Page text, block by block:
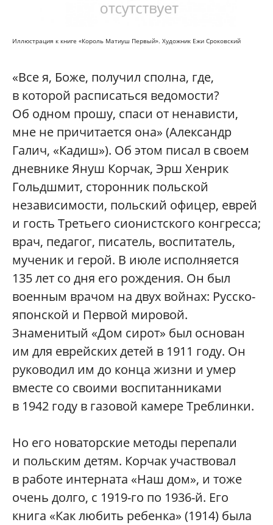
Иллюстрация к книге «Король Матиуш Первый». Художник Ежи Сроковский
«Все я, Боже, получил сполна, где,
в которой расписаться ведомости?
Об одном прошу, спаси от ненависти,
мне не причитается она» (Александр
Галич, «Кадиш»). Об этом писал в своем
дневнике Януш Корчак, Эрш Хенрик
Гольдшмит, сторонник польской
независимости, польский офицер, еврей
и гость Третьего сионистского конгресса;
врач, педагог, писатель, воспитатель,
мученик и герой. В июле исполняется
135 лет со дня его рождения. Он был
военным врачом на двух войнах: Русско-
японской и Первой мировой.
Знаменитый «Дом сирот» был основан
им для еврейских детей в 1911 году. Он
руководил им до конца жизни и умер
вместе со своими воспитанниками
в 1942 году в газовой камере Треблинки.
Но его новаторские методы перепали
и польским детям. Корчак участвовал
в работе интерната «Наш дом», и тоже
очень долго, с 1919-го по 1936-й. Его
книга «Как любить ребенка» (1914) была